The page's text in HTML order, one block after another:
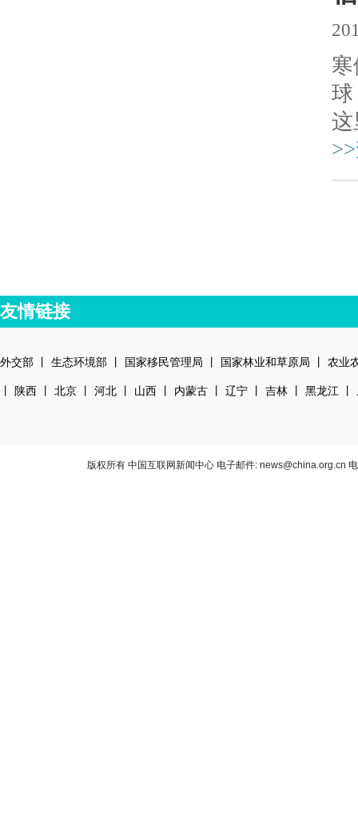
球
这